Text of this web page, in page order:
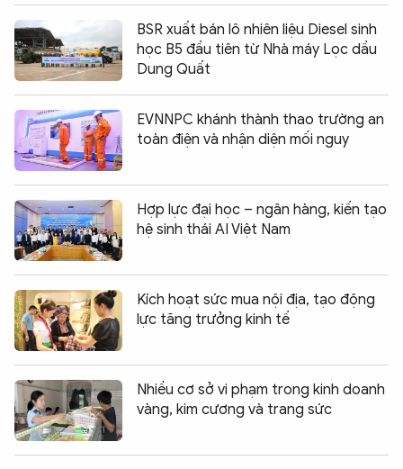
BSR xuất bán lô nhiên liệu Diesel sinh
học B5 đầu tiên từ Nhà máy Lọc dầu
Dung Quất
EVNNPC khánh thành thao trường an
toàn điện và nhận diện mối nguy
Hợp lực đại học – ngân hàng, kiến tạo
hệ sinh thái AI Việt Nam
Kích hoạt sức mua nội địa, tạo động
lực tăng trưởng kinh tế
Nhiều cơ sở vi phạm trong kinh doanh
vàng, kim cương và trang sức